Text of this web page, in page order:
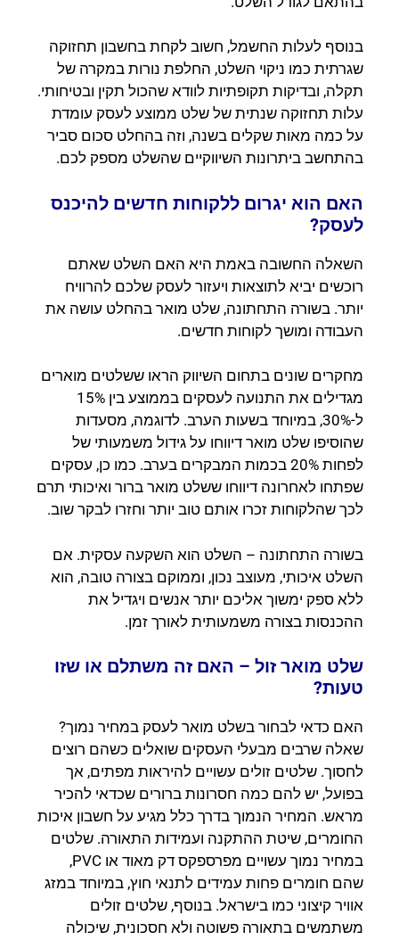
בנוסף לעלות החשמל, חשוב לקחת בחשבון תחזוקה
שגרתית כמו ניקוי השלט, החלפת נורות במקרה של
תקלה, ובדיקות תקופתיות לוודא שהכול תקין ובטיחותי.
עלות תחזוקה שנתית של שלט ממוצע לעסק עומדת
על כמה מאות שקלים בשנה, וזה בהחלט סכום סביר
בהתחשב ביתרונות השיווקיים שהשלט מספק לכם.
האם הוא יגרום ללקוחות חדשים להיכנס
לעסק?
השאלה החשובה באמת היא האם השלט שאתם
רוכשים יביא לתוצאות ויעזור לעסק שלכם להרוויח
יותר. בשורה התחתונה, שלט מואר בהחלט עושה את
העבודה ומושך לקוחות חדשים.
מחקרים שונים בתחום השיווק הראו ששלטים מוארים
מגדילים את התנועה לעסקים בממוצע בין 15%
ל-30%, במיוחד בשעות הערב. לדוגמה, מסעדות
שהוסיפו שלט מואר דיווחו על גידול משמעותי של
לפחות 20% בכמות המבקרים בערב. כמו כן, עסקים
שפתחו לאחרונה דיווחו ששלט מואר ברור ואיכותי תרם
לכך שהלקוחות זכרו אותם טוב יותר וחזרו לבקר שוב.
בשורה התחתונה – השלט הוא השקעה עסקית. אם
השלט איכותי, מעוצב נכון, וממוקם בצורה טובה, הוא
ללא ספק ימשוך אליכם יותר אנשים ויגדיל את
ההכנסות בצורה משמעותית לאורך זמן.
שלט מואר זול – האם זה משתלם או שזו
טעות?
האם כדאי לבחור בשלט מואר לעסק במחיר נמוך?
שאלה שרבים מבעלי העסקים שואלים כשהם רוצים
לחסוך. שלטים זולים עשויים להיראות מפתים, אך
בפועל, יש להם כמה חסרונות ברורים שכדאי להכיר
מראש. המחיר הנמוך בדרך כלל מגיע על חשבון איכות
החומרים, שיטת ההתקנה ועמידות התאורה. שלטים
במחיר נמוך עשויים מפרספקס דק מאוד או PVC,
שהם חומרים פחות עמידים לתנאי חוץ, במיוחד במזג
אוויר קיצוני כמו בישראל. בנוסף, שלטים זולים
משתמשים בתאורה פשוטה ולא חסכונית, שיכולה